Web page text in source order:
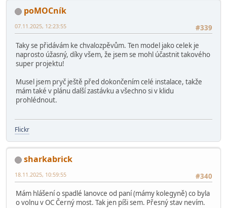
poMOCník
#339
07.11.2025, 12:23:55
Taky se přidávám ke chvalozpěvům. Ten model jako celek je
naprosto úžasný, díky všem, že jsem se mohl účastnit takového
super projektu!
Musel jsem pryč ještě před dokončením celé instalace, takže
mám také v plánu další zastávku a všechno si v klidu
prohlédnout.
Flickr
sharkabrick
#340
18.11.2025, 10:59:55
Mám hlášení o spadlé lanovce od paní (mámy kolegyně) co byla
o volnu v OC Černý most. Tak jen píši sem. Přesný stav nevím.